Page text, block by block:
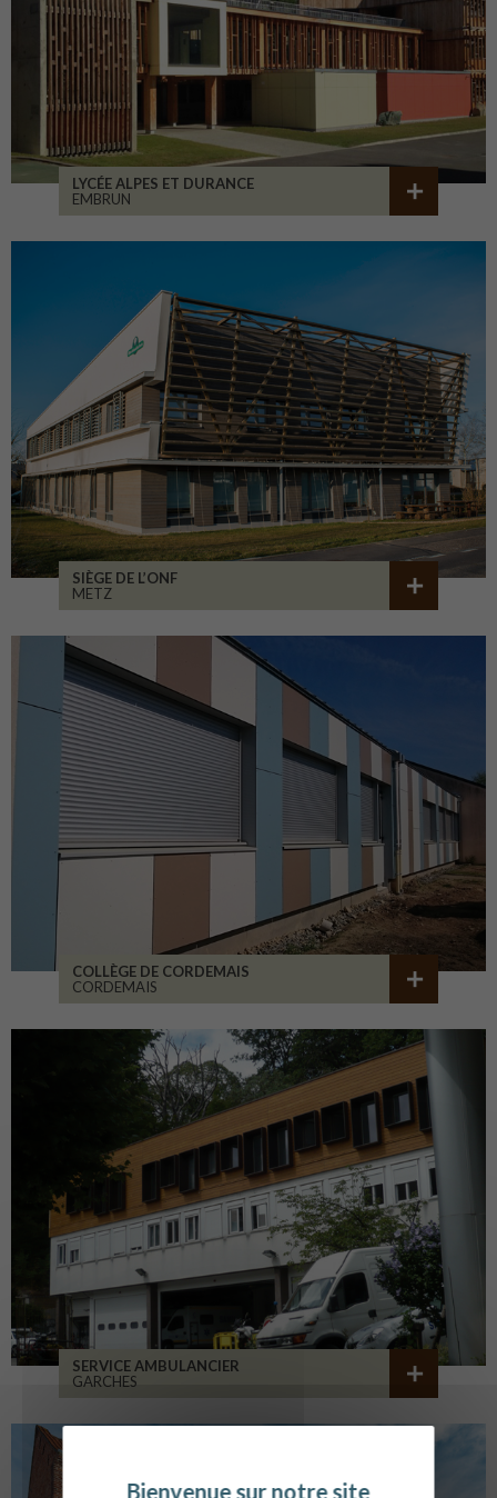
LYCÉE ALPES ET DURANCE
EMBRUN
SIÈGE DE L’ONF
METZ
COLLÈGE DE CORDEMAIS
CORDEMAIS
SERVICE AMBULANCIER
GARCHES